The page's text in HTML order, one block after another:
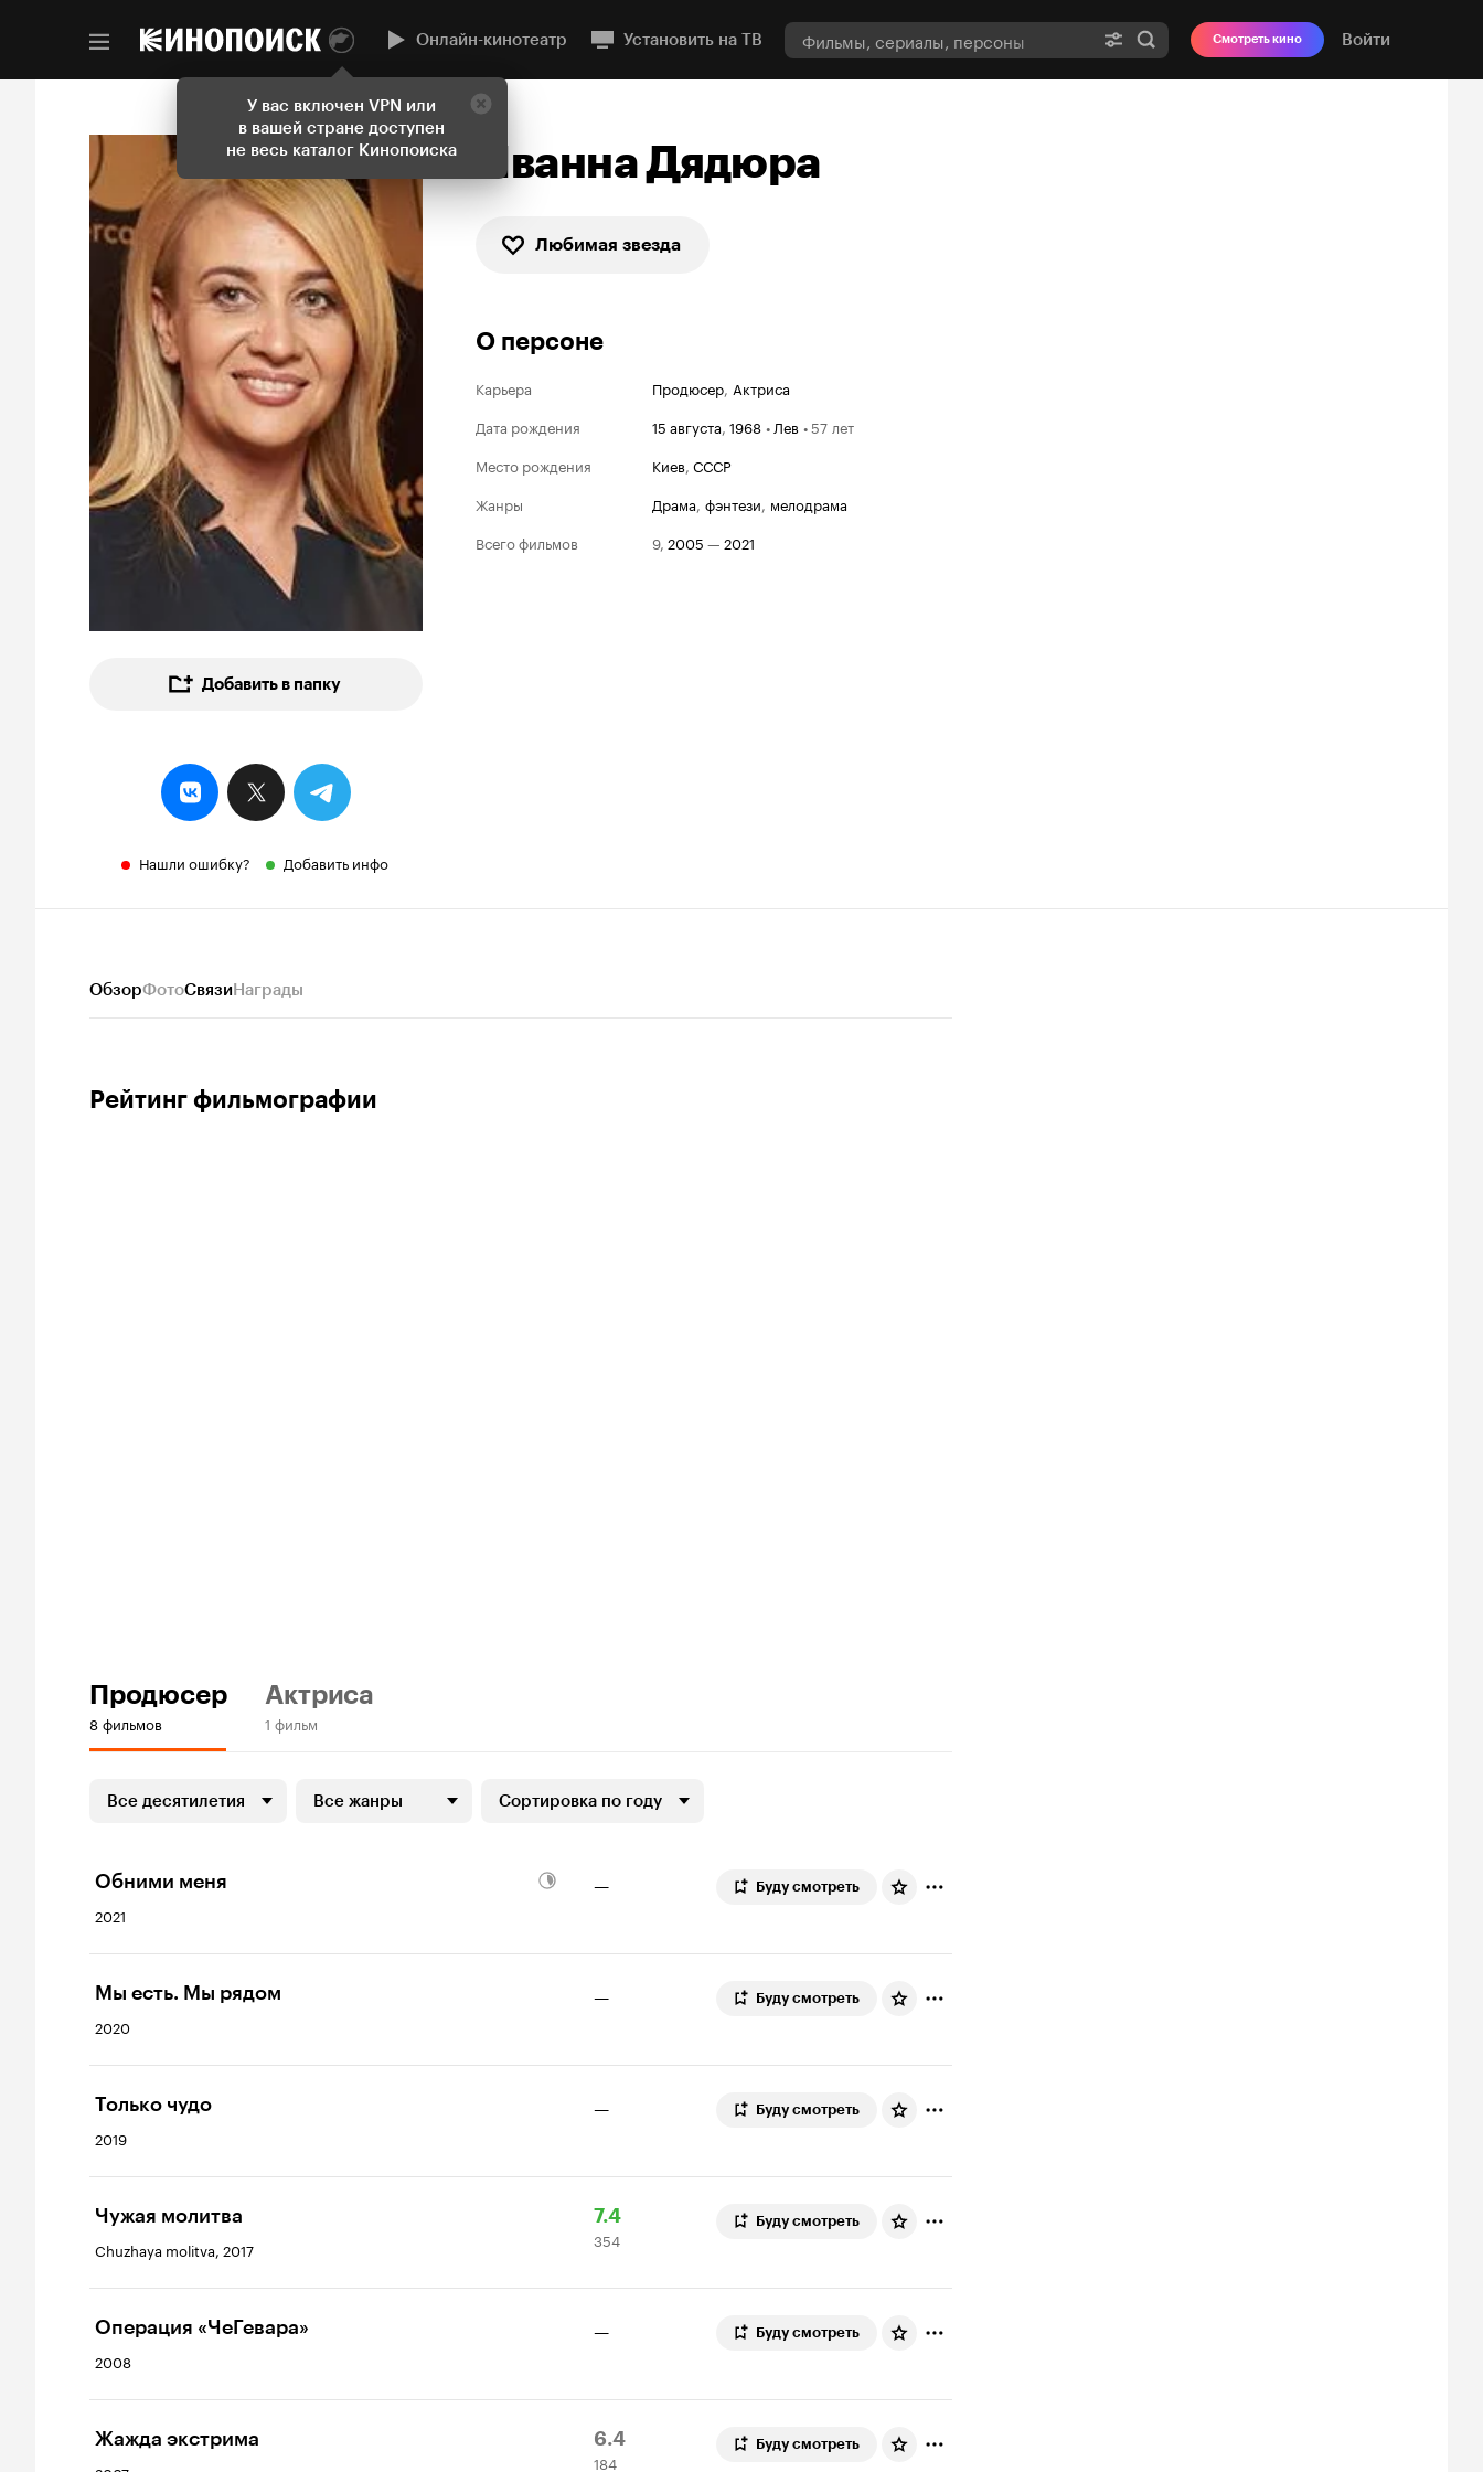
У вас включен VPN или
в вашей стране доступен
не весь каталог Кинопоиска
Онлайн-кинотеатр Установить на ТВ Смотреть кино Войти
Добавить в папку
Нашли ошибку? Добавить инфо
Иванна Дядюра
Любимая звезда
О персоне
Карьера Продюсер, Актриса
Дата рождения
15 августа, 1968 • Лев •57 лет
Место рождения
Киев, СССР
Жанры
драма, фэнтези, мелодрама
Всего фильмов
9, 2005 — 2021
ОбзорФотоСвязиНаграды
Рейтинг фильмографии
Продюсер
8 фильмов
Актриса
1 фильм
Все десятилетия Все жанры Сортировка по году
Обними меня
2021
— Буду смотреть
Мы есть. Мы рядом
2020
— Буду смотреть
Только чудо
2019
— Буду смотреть
Чужая молитва
Chuzhaya molitva, 2017
Рейтинг
Кинопоиска
7.4
354
оценки
354
Буду смотреть
Операция «ЧеГевара»
2008
— Буду смотреть
Жажда экстрима
Рейтинг
6.4
184
184
Буду смотреть